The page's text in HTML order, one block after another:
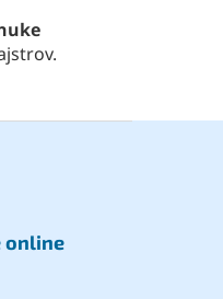
online